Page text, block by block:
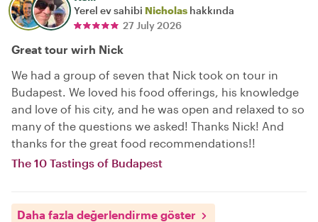
Yerel ev sahibi Nicholas hakkında
27 July 2026
Great tour wirh Nick
We had a group of seven that Nick took on tour in
Budapest. We loved his food offerings, his knowledge
and love of his city, and he was open and relaxed to so
many of the questions we asked! Thanks Nick! And
thanks for the great food recommendations!!
The 10 Tastings of Budapest
Daha fazla değerlendirme göster